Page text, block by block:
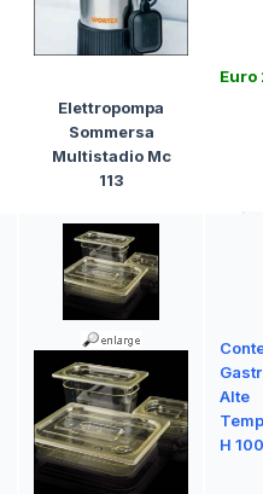
Elettropompa
Sommersa
Multistadio Mc
113
Alte
H 100